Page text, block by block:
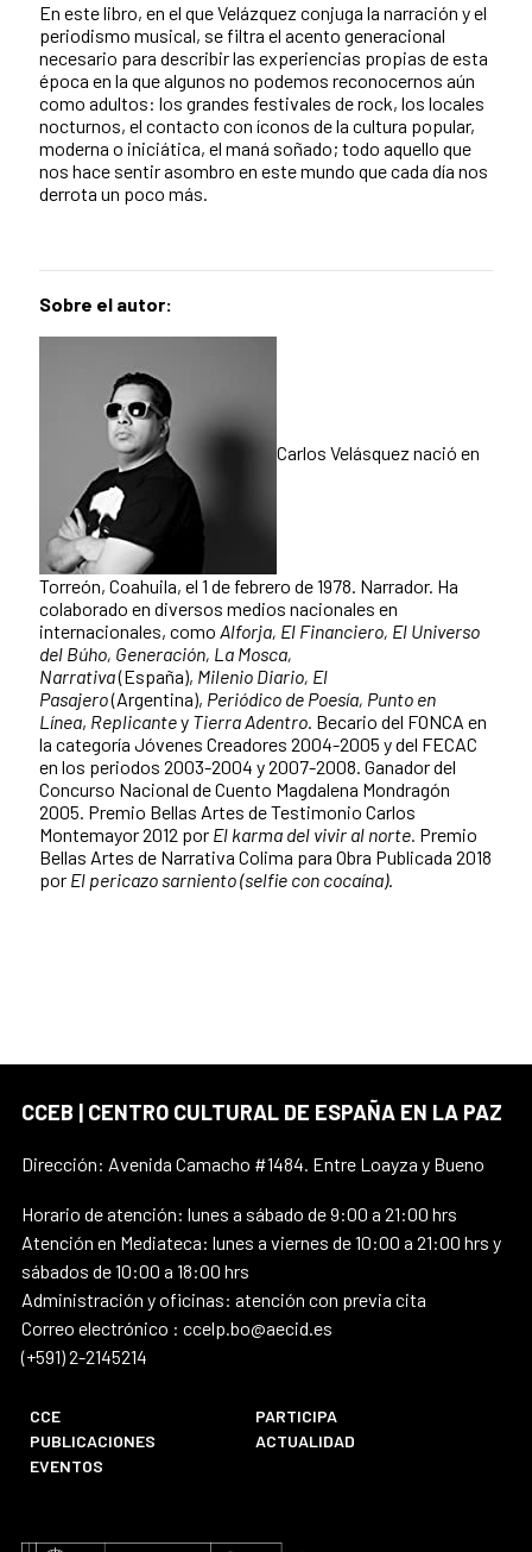
En este libro, en el que Velázquez conjuga la narración y el
periodismo musical, se filtra el acento generacional
necesario para describir las experiencias propias de esta
época en la que algunos no podemos reconocernos aún
como adultos: los grandes festivales de rock, los locales
nocturnos, el contacto con íconos de la cultura popular,
moderna o iniciática, el maná soñado; todo aquello que
nos hace sentir asombro en este mundo que cada día nos
derrota un poco más.
Sobre el autor:
Carlos Velásquez nació en
Torreón, Coahuila, el 1 de febrero de 1978. Narrador. Ha
colaborado en diversos medios nacionales en
internacionales, como Alforja, El Financiero, El Universo
del Búho, Generación, La Mosca,
Narrativa(España), Milenio Diario, El
Pasajero(Argentina), Periódico de Poesía, Punto en
Línea, Replicantey Tierra Adentro. Becario del FONCA en
la categoría Jóvenes Creadores 2004-2005 y del FECAC
en los periodos 2003-2004 y 2007-2008. Ganador del
Concurso Nacional de Cuento Magdalena Mondragón
2005. Premio Bellas Artes de Testimonio Carlos
Montemayor 2012 por El karma del vivir al norte. Premio
Bellas Artes de Narrativa Colima para Obra Publicada 2018
por El pericazo sarniento (selfie con cocaína).
CCEB | CENTRO CULTURAL DE ESPAÑA EN LA PAZ
Dirección: Avenida Camacho #1484. Entre Loayza y Bueno
Horario de atención: lunes a sábado de 9:00 a 21:00 hrs
Atención en Mediateca: lunes a viernes de 10:00 a 21:00 hrs y
sábados de 10:00 a 18:00 hrs
Administración y oficinas: atención con previa cita
Correo electrónico : ccelp.bo@aecid.es
(+591) 2-2145214
CCE
PARTICIPA
PUBLICACIONES
ACTUALIDAD
EVENTOS